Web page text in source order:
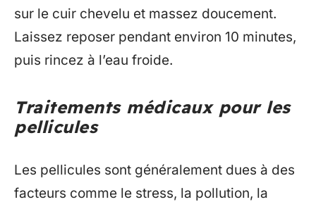
sur le cuir chevelu et massez doucement.
Laissez reposer pendant environ 10 minutes,
puis rincez à l’eau froide.
Traitements médicaux pour les
pellicules
Les pellicules sont généralement dues à des
facteurs comme le stress, la pollution, la